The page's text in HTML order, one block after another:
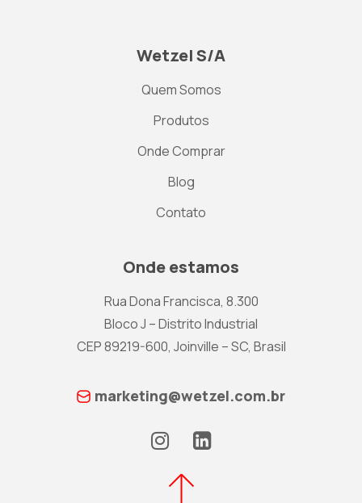
Wetzel S/A
Quem Somos
Produtos
Onde Comprar
Blog
Contato
Onde estamos
Rua Dona Francisca, 8.300
Bloco J – Distrito Industrial
CEP 89219-600, Joinville – SC, Brasil
marketing@wetzel.com.br